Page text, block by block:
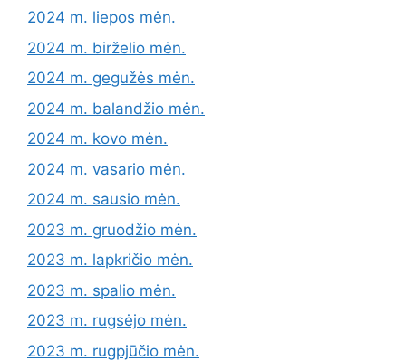
2024 m. liepos mėn.
2024 m. birželio mėn.
2024 m. gegužės mėn.
2024 m. balandžio mėn.
2024 m. kovo mėn.
2024 m. vasario mėn.
2024 m. sausio mėn.
2023 m. gruodžio mėn.
2023 m. lapkričio mėn.
2023 m. spalio mėn.
2023 m. rugsėjo mėn.
2023 m. rugpjūčio mėn.